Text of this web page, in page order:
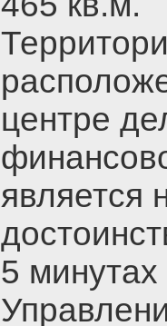
центре
является
5 минутах